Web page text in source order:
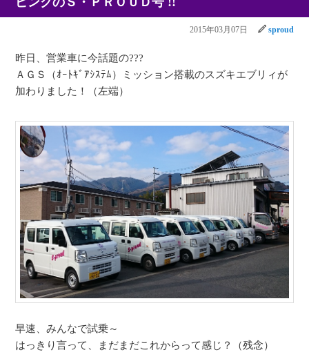
2015年03月07日 sproud
昨日、営業車に今話題の???
ＡＧＳ（ｵｰﾄｷﾞｱｼｽﾃﾑ）ミッション搭載のスズキエブリィが
加わりました！（左端）
早速、みんなで試乗～
はっきり言って、まだまだこれからって感じ？（残念）